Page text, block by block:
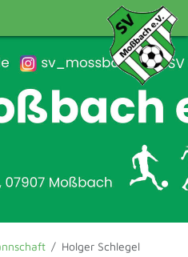
Holger Schlegel